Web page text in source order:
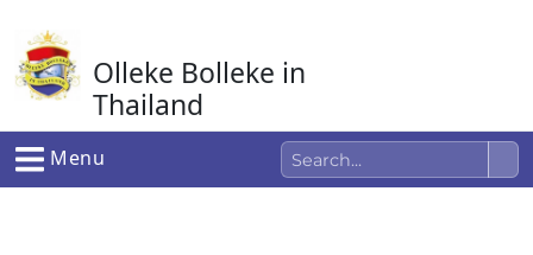
naar
de
inhoud
Olleke Bolleke in
Thailand
In Thailand
Menu